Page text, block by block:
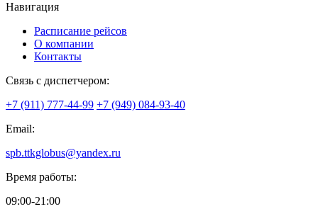
Навигация
Расписание рейсов
О компании
Контакты
Связь с диспетчером:
+7 (911) 777-44-99 +7 (949) 084-93-40
Email:
spb.ttkglobus@yandex.ru
Время работы:
09:00-21:00